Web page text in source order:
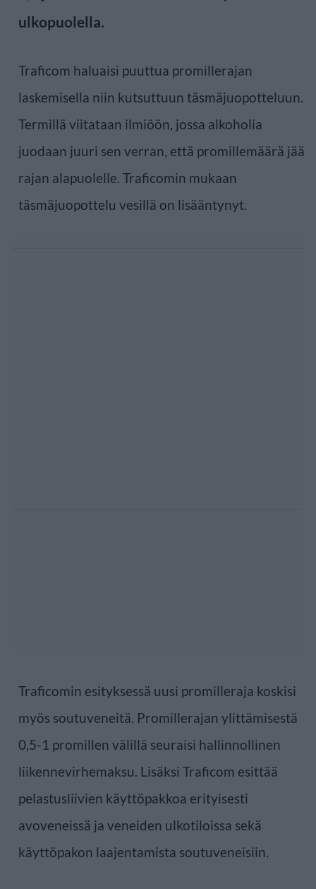
ulkopuolella.
Traficom haluaisi puuttua promillerajan
laskemisella niin kutsuttuun täsmäjuopotteluun.
Termillä viitataan ilmiöön, jossa alkoholia
juodaan juuri sen verran, että promillemäärä jää
rajan alapuolelle. Traficomin mukaan
täsmäjuopottelu vesillä on lisääntynyt.
Traficomin esityksessä uusi promilleraja koskisi
myös soutuveneitä. Promillerajan ylittämisestä
0,5-1 promillen välillä seuraisi hallinnollinen
liikennevirhemaksu. Lisäksi Traficom esittää
pelastusliivien käyttöpakkoa erityisesti
avoveneissä ja veneiden ulkotiloissa sekä
käyttöpakon laajentamista soutuveneisiin.